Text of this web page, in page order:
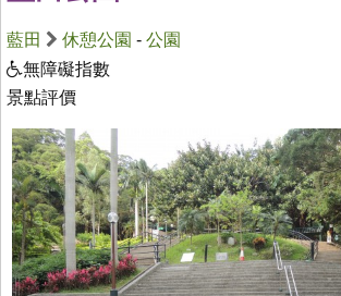
藍田 休憩公園 - 公園
無障礙指數
景點評價